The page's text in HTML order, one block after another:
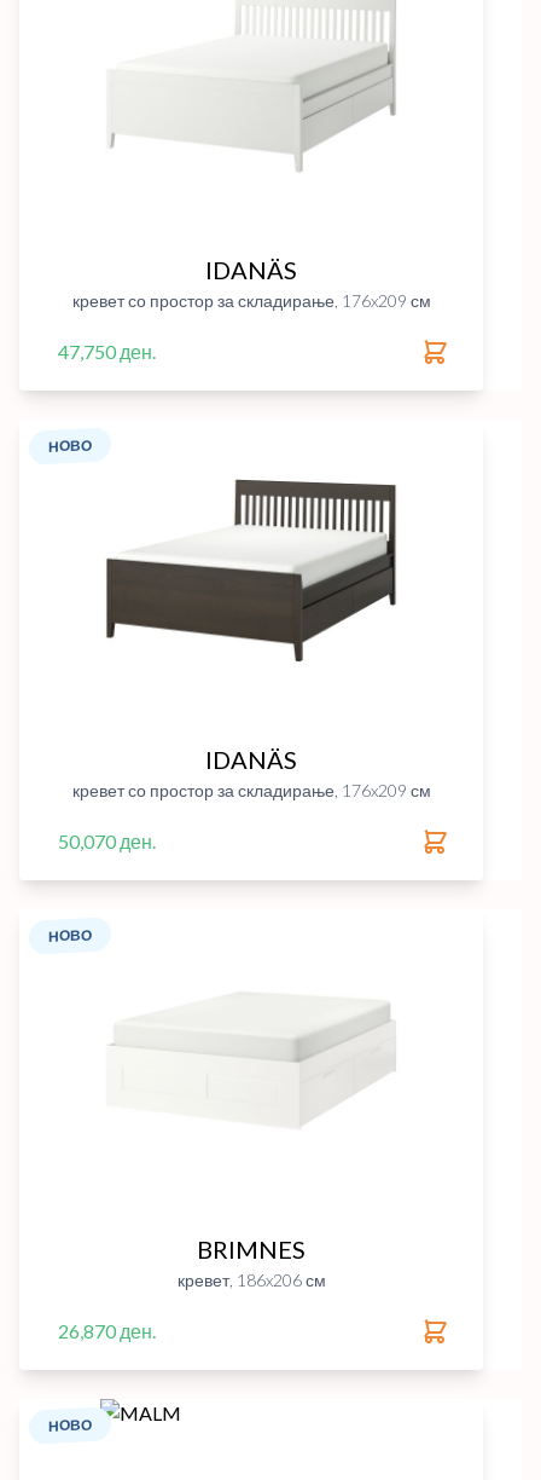
IDANÄS
кревет со простор за складирање, 176x209 см
47,750 ден.
НОВО
IDANÄS
кревет со простор за складирање, 176x209 см
50,070 ден.
НОВО
BRIMNES
кревет, 186x206 см
26,870 ден.
НОВО